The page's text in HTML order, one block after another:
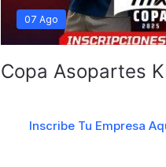
07 Ago
Copa Asopartes
Inscribe Tu Empresa